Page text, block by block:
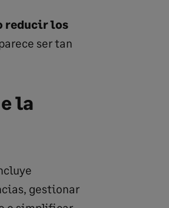
reducir los
ser tan
la
gestionar